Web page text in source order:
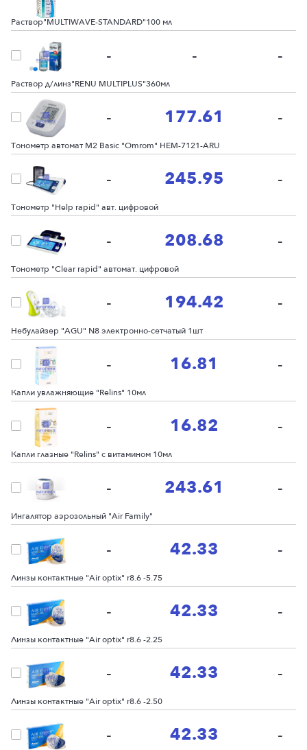
Раствор"MULTIWAVE-STANDARD"100 мл
Раствор д/линз"RENU MULTIPLUS"360мл
Тонометр автомат M2 Basic "Omrom" HEM-7121-ARU
Тонометр "Help rapid" авт. цифровой
Тонометр "Clear rapid" автомат. цифровой
Небулайзер "AGU" N8 электронно-сетчатый 1шт
Капли увлажняющие "Relins" 10мл
Капли глазные "Relins" с витамином 10мл
Ингалятор аэрозольный "Air Family"
Линзы контактные "Air optix" r8.6 -5.75
Линзы контактные "Air optix" r8.6 -2.25
Линзы контактные "Air optix" r8.6 -2.50
-
-
-
-
-
-
-
-
-
-
-
-
-
177.61
245.95
208.68
194.42
16.81
16.82
243.61
42.33
42.33
42.33
42.33
-
-
-
-
-
-
-
-
-
-
-
-